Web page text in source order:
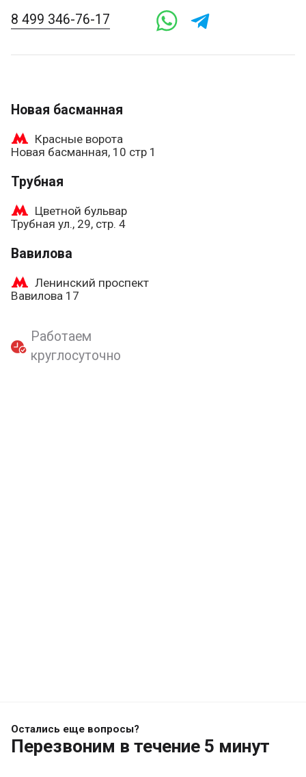
8 499 346-76-17
Новая басманная
Красные ворота
Новая басманная, 10 стр 1
Трубная
Цветной бульвар
Трубная ул., 29, стр. 4
Вавилова
Ленинский проспект
Вавилова 17
Работаем
круглосуточно
Остались еще вопросы?
Перезвоним в течение 5 минут